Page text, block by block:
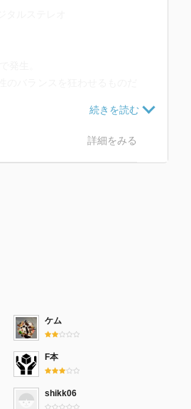
すのも、公衆の面前でヤるの
護士のデレクは、同僚のミ
詳細をみる
ケム
F本
shikk06